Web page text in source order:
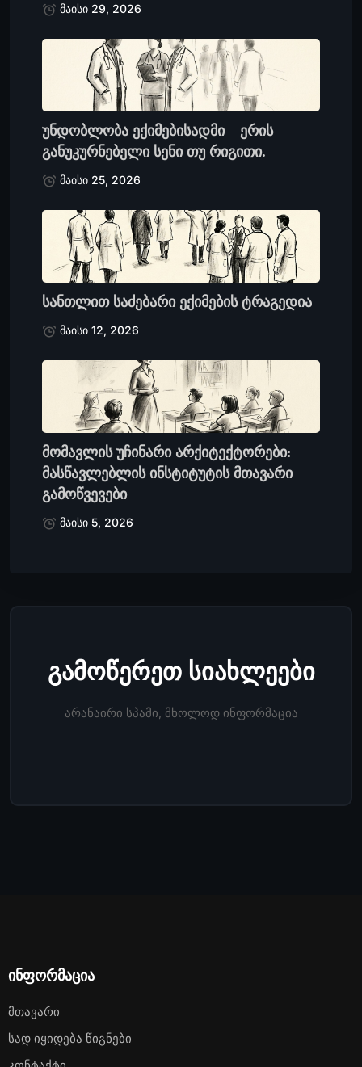
მაისი 29, 2026
უნდობლობა ექიმებისადმი – ერის
განუკურნებელი სენი თუ რიგითი.
მაისი 25, 2026
სანთლით საძებარი ექიმების ტრაგედია
მაისი 12, 2026
მომავლის უჩინარი არქიტექტორები:
მასწავლებლის ინსტიტუტის მთავარი
გამოწვევები
მაისი 5, 2026
გამოწერეთ სიახლეები
არანაირი სპამი, მხოლოდ ინფორმაცია
ინფორმაცია
Მთავარი
Სად Იყიდება Წიგნები